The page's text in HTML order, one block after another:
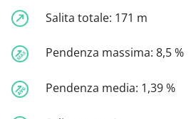
Salita totale: 171 m
Pendenza massima: 8,5 %
Pendenza media: 1,39 %